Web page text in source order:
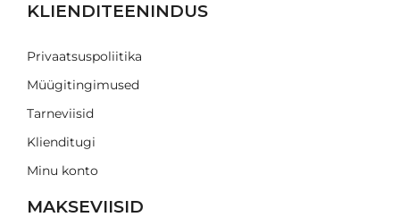
KLIENDITEENINDUS
Privaatsuspoliitika
Müügitingimused
Tarneviisid
Klienditugi
Minu konto
MAKSEVIISID